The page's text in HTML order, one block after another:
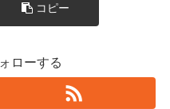
コピー
ローする